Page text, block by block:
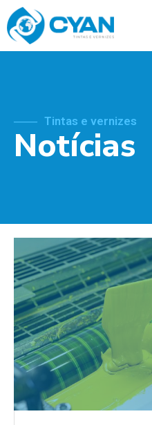
Tintas e vernizes
Notícias